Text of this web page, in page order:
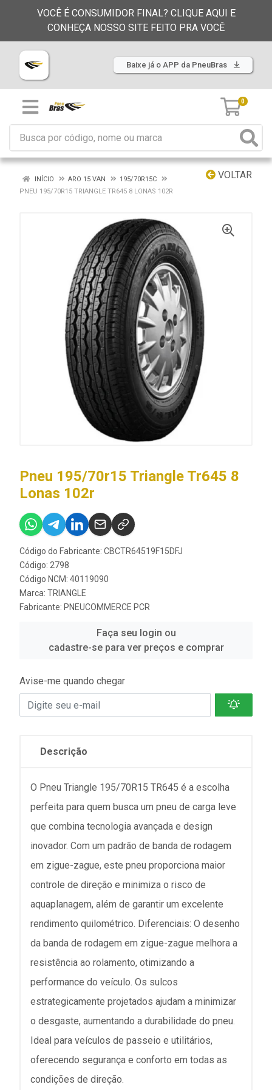
VOCÊ É CONSUMIDOR FINAL? CLIQUE AQUI E
CONHEÇA NOSSO SITE FEITO PRA VOCÊ
Baixe já o APP da PneuBras
0
VOLTAR
INÍCIO ARO 15 VAN
195/70R15C
PNEU 195/70R15 TRIANGLE TR645 8 LONAS 102R
Pneu 195/70r15 Triangle Tr645 8
Lonas 102r
Código do Fabricante: CBCTR64519F15DFJ
Código: 2798
Código NCM: 40119090
Marca: TRIANGLE
Fabricante: PNEUCOMMERCE PCR
Faça seu login ou
cadastre-se para ver preços e comprar
Avise-me quando chegar
Descrição
O Pneu Triangle 195/70R15 TR645 é a escolha
perfeita para quem busca um pneu de carga leve
que combina tecnologia avançada e design
inovador. Com um padrão de banda de rodagem
em zigue-zague, este pneu proporciona maior
controle de direção e minimiza o risco de
aquaplanagem, além de garantir um excelente
rendimento quilométrico. Diferenciais: O desenho
da banda de rodagem em zigue-zague melhora a
resistência ao rolamento, otimizando a
performance do veículo. Os sulcos
estrategicamente projetados ajudam a minimizar
o desgaste, aumentando a durabilidade do pneu.
Ideal para veículos de passeio e utilitários,
oferecendo segurança e conforto em todas as
condições de direção.